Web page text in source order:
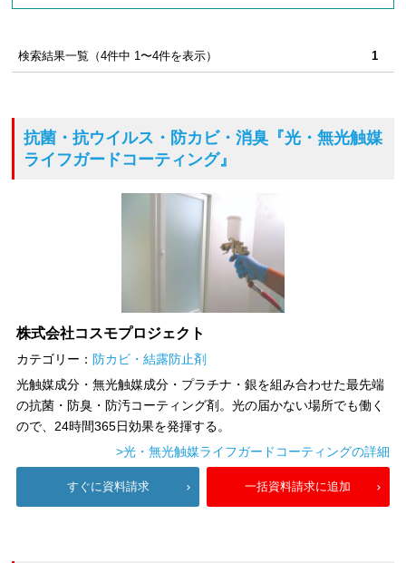
検索結果一覧（4件中 1〜4件を表示） 1
抗菌・抗ウイルス・防カビ・消臭 『光・無光触媒
ライフガードコーティング』
株式会社コスモプロジェクト
カテゴリー： 防カビ・結露防止剤
光触媒成分・無光触媒成分・プラチナ・銀を組み合わせた最先端
の抗菌・防臭・防汚コーティング剤。光の届かない場所でも働く
ので、24時間365日効果を発揮する。
>光・無光触媒ライフガードコーティングの詳細
すぐに資料請求 一括資料請求に追加